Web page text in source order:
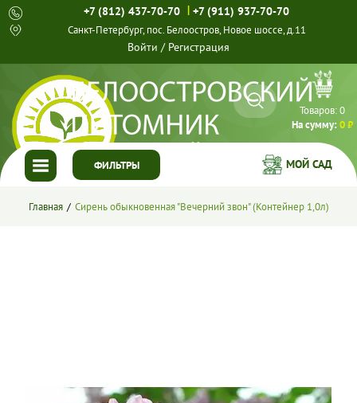
+7 (812) 437-70-70 | +7 (911) 937-70-70
Санкт-Петербург, пос. Белоостров, Новое шоссе, д.11
Войти / Регистрация
Товаров:0
На сумму:0 ₽
ФИЛЬТРЫ
ГЛАВНАЯ
УСЛОВИЯ РАБОТЫ
МОЙ САД
Главная Сирень обыкновенная "Вечерний звон" (Контейнер 1,0л)